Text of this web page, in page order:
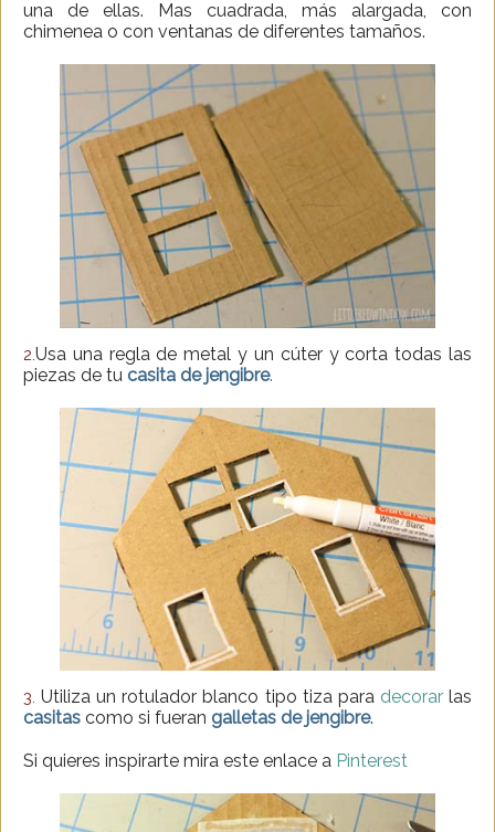
una de ellas. Mas cuadrada, más alargada, con
chimenea o con ventanas de diferentes tamaños.
2. Usa una regla de metal y un cúter y corta todas las
piezas de tu casita de jengibre.
3. Utiliza un rotulador blanco tipo tiza para decorarlas
casitas como si fueran galletas de jengibre.
Si quieres inspirarte mira este enlace a Pinterest